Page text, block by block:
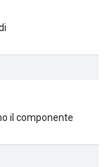
il componente